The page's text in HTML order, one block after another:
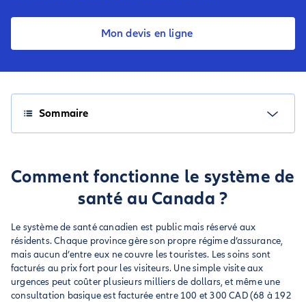
Mon devis en ligne
Sommaire
Comment fonctionne le système de
santé au Canada ?
Le système de santé canadien est public mais réservé aux
résidents. Chaque province gère son propre régime d’assurance,
mais aucun d’entre eux ne couvre les touristes. Les soins sont
facturés au prix fort pour les visiteurs. Une simple visite aux
urgences peut coûter plusieurs milliers de dollars, et même une
consultation basique est facturée entre 100 et 300 CAD (68 à 192